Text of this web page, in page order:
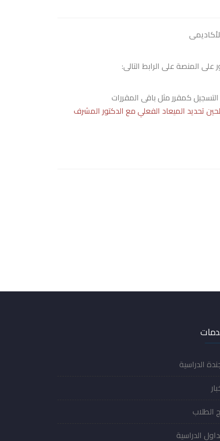
المنصة على الرابط التالى:
كمقرر مثل باقى المقررات
تحديد الميعاد الفعلي مع الدكتور المشرف
الدراسية
الطلاب
الدراسية